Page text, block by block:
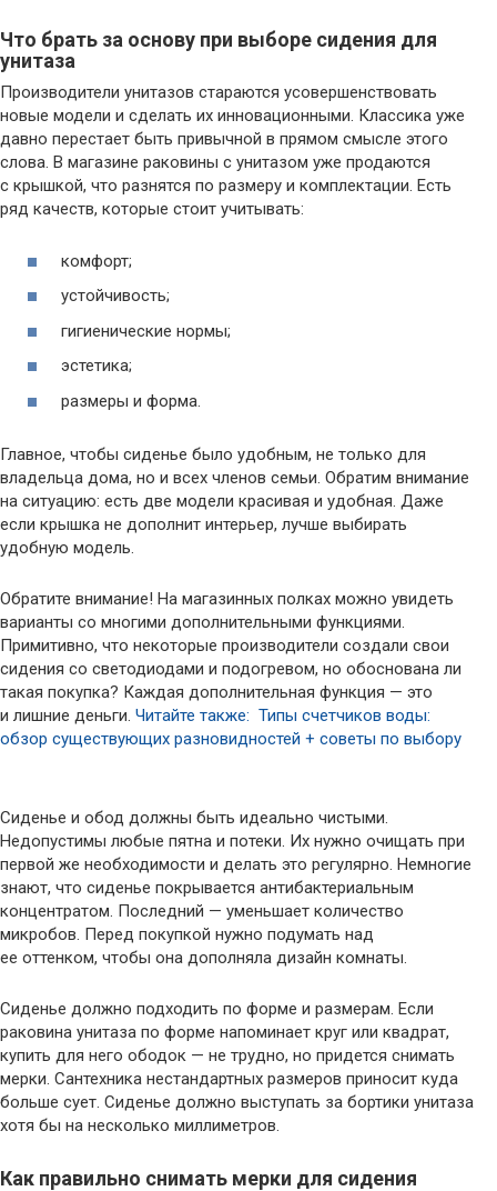
Что брать за основу при выборе сидения для
унитаза
Производители унитазов стараются усовершенствовать
новые модели и сделать их инновационными. Классика уже
давно перестает быть привычной в прямом смысле этого
слова. В магазине раковины с унитазом уже продаются
с крышкой, что разнятся по размеру и комплектации. Есть
ряд качеств, которые стоит учитывать:
комфорт;
устойчивость;
гигиенические нормы;
эстетика;
размеры и форма.
Главное, чтобы сиденье было удобным, не только для
владельца дома, но и всех членов семьи. Обратим внимание
на ситуацию: есть две модели красивая и удобная. Даже
если крышка не дополнит интерьер, лучше выбирать
удобную модель.
Обратите внимание! На магазинных полках можно увидеть
варианты со многими дополнительными функциями.
Примитивно, что некоторые производители создали свои
сидения со светодиодами и подогревом, но обоснована ли
такая покупка? Каждая дополнительная функция — это
и лишние деньги. Читайте также: Типы счетчиков воды:
обзор существующих разновидностей + советы по выбору
Сиденье и обод должны быть идеально чистыми.
Недопустимы любые пятна и потеки. Их нужно очищать при
первой же необходимости и делать это регулярно. Немногие
знают, что сиденье покрывается антибактериальным
концентратом. Последний — уменьшает количество
микробов. Перед покупкой нужно подумать над
ее оттенком, чтобы она дополняла дизайн комнаты.
Сиденье должно подходить по форме и размерам. Если
раковина унитаза по форме напоминает круг или квадрат,
купить для него ободок — не трудно, но придется снимать
мерки. Сантехника нестандартных размеров приносит куда
больше сует. Сиденье должно выступать за бортики унитаза
хотя бы на несколько миллиметров.
Как правильно снимать мерки для сидения